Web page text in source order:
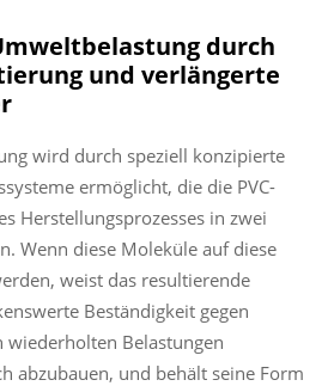
durch
und verlängerte
wird durch speziell konzipierte
ermöglicht, die die PVC-
Herstellungsprozesses in zwei
Wenn diese Moleküle auf diese
weist das resultierende
Beständigkeit gegen
wiederholten Belastungen
abzubauen, und behält seine Form